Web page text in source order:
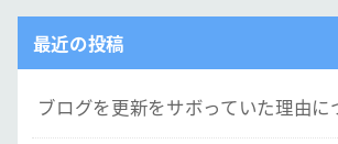
最近の投稿
ブログを更新をサボっていた理由に